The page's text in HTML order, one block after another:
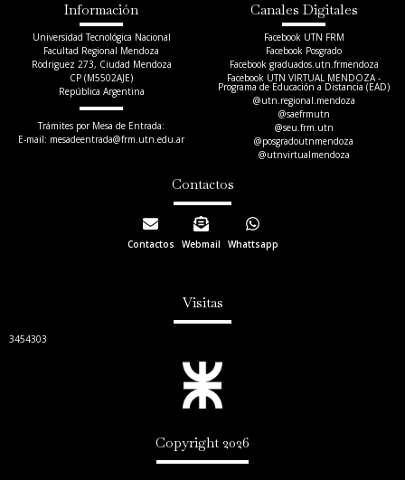
Información
Universidad Tecnológica Nacional
Facultad Regional Mendoza
Rodriguez 273, Ciudad Mendoza
CP (M5502AJE)
República Argentina
Trámites por Mesa de Entrada:
E-mail: mesadeentrada@frm.utn.edu.ar​
Canales Digitales
Facebook UTN FRM
Facebook Posgrado
Facebook graduados.utn.frmendoza
Facebook UTN VIRTUAL MENDOZA -
Programa de Educación a Distancia (EAD)
@utn.regional.mendoza
@saefrmutn
@seu.frm.utn
@posgradoutnmendoza
@utnvirtualmendoza
Contactos
Contactos Webmail Whattsapp
Visitas
3454303
Copyright 2026